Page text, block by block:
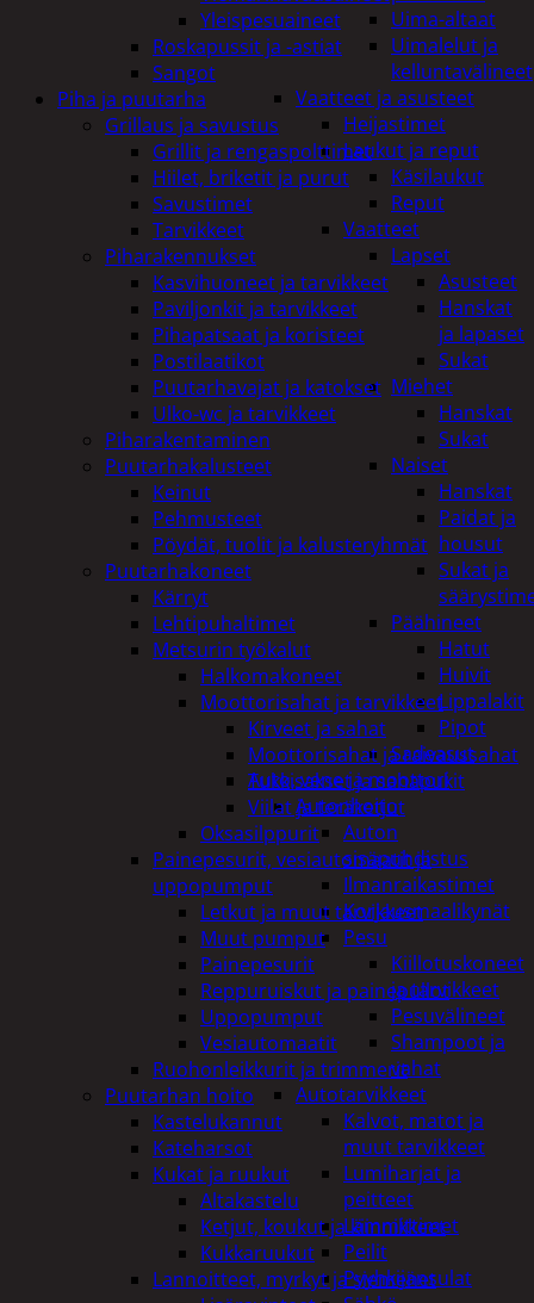
Uima-altaat
Uimalelut ja
kelluntavälineet
Vaatteet ja asusteet
Heijastimet
Laukut ja reput
Käsilaukut
Reput
Vaatteet
Lapset
Asusteet
Hanskat
ja lapaset
Sukat
Miehet
Hanskat
Sukat
Naiset
Hanskat
Paidat ja
housut
Sukat ja
Päähineet
Hatut
Huivit
Lippalakit
Pipot
Sadeasut
Auto, vene ja moottori
Autonhoito
Auton
sisäpuhdistus
Ilmanraikastimet
Korjausmaalikynät
Pesu
Kiillotuskoneet
ja tarvikkeet
Pesuvälineet
Shampoot ja
vahat
Autotarvikkeet
Kalvot, matot ja
muut tarvikkeet
Lumiharjat ja
peitteet
Lämmittimet
Peilit
Pyyhkijänsulat
Yleispesuaineet
Roskapussit ja -astiat
Sangot
Piha ja puutarha
Grillaus ja savustus
Grillit ja rengaspolttimet
Hiilet, briketit ja purut
Savustimet
Tarvikkeet
Piharakennukset
Kasvihuoneet ja tarvikkeet
Paviljonkit ja tarvikkeet
Pihapatsaat ja koristeet
Postilaatikot
Puutarhavajat ja katokset
Ulko-wc ja tarvikkeet
Piharakentaminen
Puutarhakalusteet
Keinut
Pehmusteet
Pöydät, tuolit ja kalusteryhmät
Puutarhakoneet
Kärryt
Lehtipuhaltimet
Metsurin työkalut
Halkomakoneet
Moottorisahat ja tarvikkeet
Kirveet ja sahat
Moottorisahat ja raivaussahat
Tukkisakset ja sahapukit
Viilat ja teräketjut
Oksasilppurit
Painepesurit, vesiautomaatit ja
uppopumput
Letkut ja muut tarvikkeet
Muut pumput
Painepesurit
Reppuruiskut ja painepullot
Uppopumput
Vesiautomaatit
Ruohonleikkurit ja trimmerit
Puutarhan hoito
Kastelukannut
Kateharsot
Kukat ja ruukut
Altakastelu
Ketjut, koukut ja kiinnikkeet
Kukkaruukut
Lannoitteet, myrkyt ja siemenet